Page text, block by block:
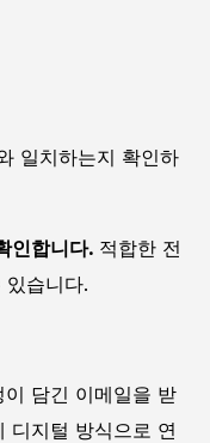
일치하는지 확인하
인합니다. 적합한 전
습니다.
이 담긴 이메일을 받
디지털 방식으로 연